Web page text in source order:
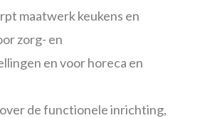
maatwerk keukens en
zorg- en
en voor horeca en
de functionele inrichting,